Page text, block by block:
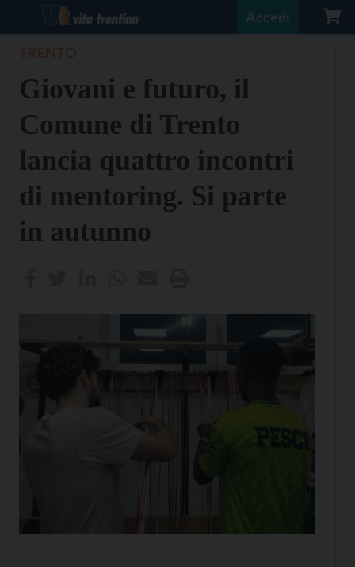
Accedi
Giovani e futuro, il
Comune di Trento
lancia quattro incontri
di mentoring. Si parte
in autunno